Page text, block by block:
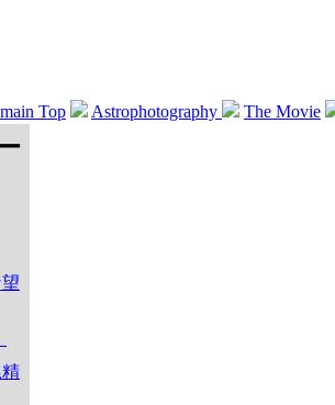
Top Astrophotography The Movie